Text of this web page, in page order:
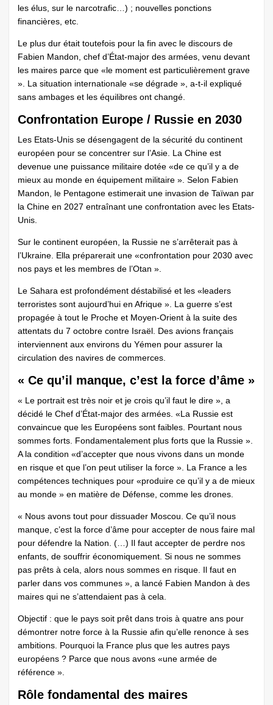
les élus, sur le narcotrafic…) ; nouvelles ponctions
financières, etc.
Le plus dur était toutefois pour la fin avec le discours de
Fabien Mandon, chef d’État-major des armées, venu devant
les maires parce que «le moment est particulièrement grave
». La situation internationale «se dégrade », a-t-il expliqué
sans ambages et les équilibres ont changé.
Confrontation Europe / Russie en 2030
Les Etats-Unis se désengagent de la sécurité du continent
européen pour se concentrer sur l’Asie. La Chine est
devenue une puissance militaire dotée «de ce qu’il y a de
mieux au monde en équipement militaire ». Selon Fabien
Mandon, le Pentagone estimerait une invasion de Taïwan par
la Chine en 2027 entraînant une confrontation avec les Etats-
Unis.
Sur le continent européen, la Russie ne s’arrêterait pas à
l’Ukraine. Ella préparerait une «confrontation pour 2030 avec
nos pays et les membres de l’Otan ».
Le Sahara est profondément déstabilisé et les «leaders
terroristes sont aujourd’hui en Afrique ». La guerre s’est
propagée à tout le Proche et Moyen-Orient à la suite des
attentats du 7 octobre contre Israël. Des avions français
interviennent aux environs du Yémen pour assurer la
circulation des navires de commerces.
« Ce qu’il manque, c’est la force d’âme »
« Le portrait est très noir et je crois qu’il faut le dire », a
décidé le Chef d’État-major des armées. «La Russie est
convaincue que les Européens sont faibles. Pourtant nous
sommes forts. Fondamentalement plus forts que la Russie ».
A la condition «d’accepter que nous vivons dans un monde
en risque et que l’on peut utiliser la force ». La France a les
compétences techniques pour «produire ce qu’il y a de mieux
au monde » en matière de Défense, comme les drones.
« Nous avons tout pour dissuader Moscou. Ce qu’il nous
manque, c’est la force d’âme pour accepter de nous faire mal
pour défendre la Nation. (…) Il faut accepter de perdre nos
enfants, de souffrir économiquement. Si nous ne sommes
pas prêts à cela, alors nous sommes en risque. Il faut en
parler dans vos communes », a lancé Fabien Mandon à des
maires qui ne s’attendaient pas à cela.
Objectif : que le pays soit prêt dans trois à quatre ans pour
démontrer notre force à la Russie afin qu’elle renonce à ses
ambitions. Pourquoi la France plus que les autres pays
européens ? Parce que nous avons «une armée de
référence ».
Rôle fondamental des maires